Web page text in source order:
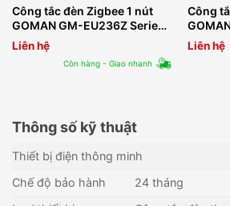
Công tắc đèn Zigbee 1 nút
GOMAN GM-EU236Z Series
2S/B/G
Liên hệ
Còn hàng - Giao nhanh
Công
Liên hệ
Thông số kỹ thuật
Thiết bị điện thông minh
Chế độ bảo hành
24 tháng